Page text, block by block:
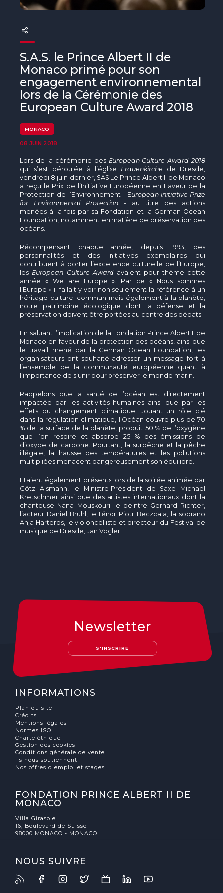
Initiative Homme - Faune sauvage
The Green Shift Initiative
S.A.S. le Prince Albert II de
Monaco primé pour son
engagement environnemental
lors de la Cérémonie des
European Culture Award 2018
MONACO
08 JUIN 2018
Lors de la cérémonie des European Culture Award 2018
qui s’est déroulée à l’église Frauenkirche de Dresde,
vendredi 8 juin dernier, SAS Le Prince Albert II de Monaco
a reçu le Prix de l’Initiative Européenne en Faveur de la
Protection de l’Environnement - European initiative Prize
for Environmental Protection- au titre des actions
menées à la fois par sa Fondation et la German Ocean
Foundation, notamment en matière de préservation des
océans.
Récompensant chaque année, depuis 1993, des
personnalités et des initiatives exemplaires qui
contribuent à porter l’excellence culturelle de l’Europe,
les European Culture Awardavaient pour thème cette
année « We are Europe ». Par ce « Nous sommes
l’Europe » il fallait y voir non seulement la référence à un
héritage culturel commun mais également à la planète,
notre patrimoine écologique dont la défense et la
préservation doivent être portées au centre des débats.
En saluant l’implication de la Fondation Prince Albert II de
Monaco en faveur de la protection des océans, ainsi que
le travail mené par la German Ocean Foundation, les
organisateurs ont souhaité adresser un message fort à
l’ensemble de la communauté européenne quant à
l’importance de s’unir pour préserver le monde marin.
Rappelons que la santé de l’océan est directement
impactée par les activités humaines ainsi que par les
effets du changement climatique. Jouant un rôle clé
dans la régulation climatique, l’Océan couvre plus de 70
% de la surface de la planète, produit 50 % de l’oxygène
que l’on respire et absorbe 25 % des émissions de
dioxyde de carbone. Pourtant, la surpêche et la pêche
illégale, la hausse des températures et les pollutions
multipliées menacent dangereusement son équilibre.
Etaient également présents lors de la soirée animée par
Götz Alsmann, le Ministre-Président de Saxe Michael
Kretschmer ainsi que des artistes internationaux dont la
chanteuse Nana Mouskouri, le peintre Gerhard Richter,
l’acteur Daniel Brühl, le ténor Piotr Beczcala, la soprano
Anja Harteros, le violoncelliste et directeur du Festival de
musique de Dresde, Jan Vogler.
Newsletter
S'INSCRIRE
INFORMATIONS
Plan du site
Crédits
Mentions légales
Normes ISO
Charte éthique
Gestion des cookies
Conditions générale de vente
Ils nous soutiennent
Nos offres d'emploi et stages
FONDATION PRINCE ALBERT II DE
MONACO
Villa Girasole
16, Boulevard de Suisse
98000 MONACO - MONACO
NOUS SUIVRE